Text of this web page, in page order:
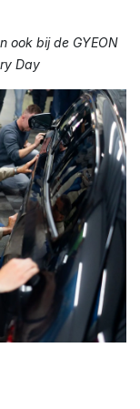
ook bij de GYEON
Day